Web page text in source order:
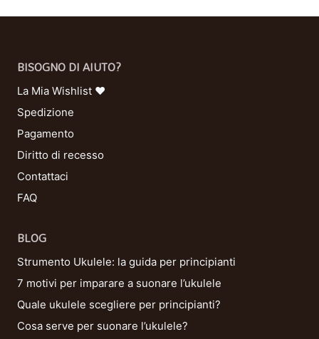
BISOGNO DI AIUTO?
La Mia Wishlist ❤
Spedizione
Pagamento
Diritto di recesso
Contattaci
FAQ
BLOG
Strumento Ukulele: la guida per principianti
7 motivi per imparare a suonare l’ukulele
Quale ukulele scegliere per principianti?
Cosa serve per suonare l’ukulele?